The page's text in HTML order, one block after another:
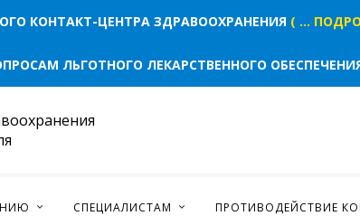
КОНТАКТ-ЦЕНТРА ЗДРАВООХРАНЕНИЯ ( ...
ЛЬГОТНОГО ЛЕКАРСТВЕННОГО
СПЕЦИАЛИСТАМ ПРОТИВОДЕЙСТВИЕ
И ЭКСТРЕМИЗМУ